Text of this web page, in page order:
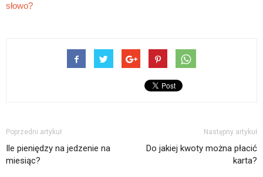
słowo?
Poprzedni artykuł
Ile pieniędzy na jedzenie na
miesiąc?
Następny artykuł
Do jakiej kwoty można płacić
karta?